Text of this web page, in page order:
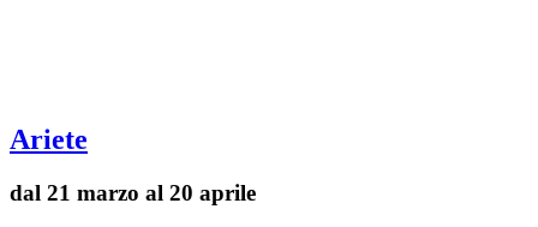
Ariete
dal 21 marzo al 20 aprile